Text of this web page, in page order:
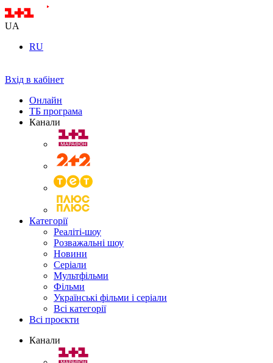
UA
RU
Вхід в кабінет
Онлайн
ТБ програма
Канали
Категорії
Реаліті-шоу
Розважальні шоу
Новини
Серіали
Мультфільми
Фільми
Українські фільми і серіали
Всі категорії
Всі проєкти
Канали